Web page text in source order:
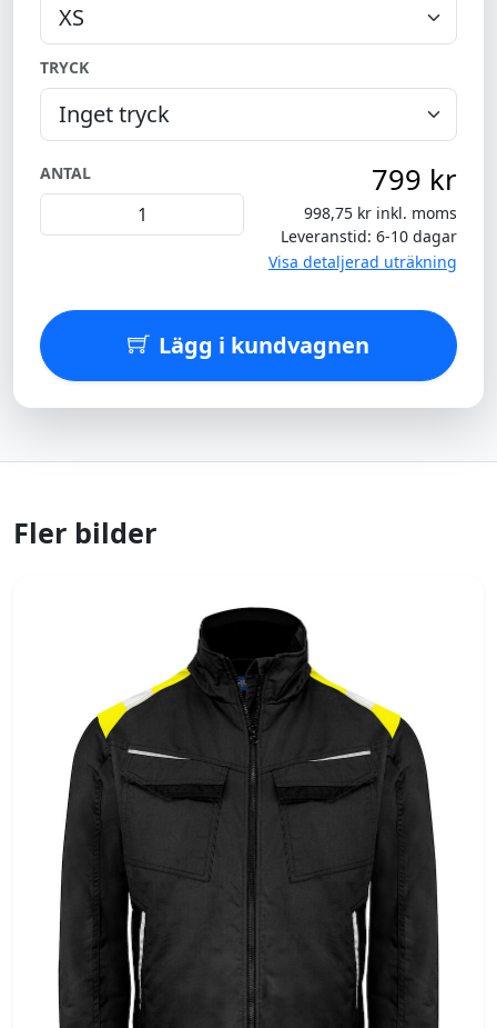
TRYCK
ANTAL 799 kr
998,75 kr inkl. moms
Leveranstid: 6-10 dagar
Visa detaljerad uträkning
Lägg i kundvagnen
Fler bilder